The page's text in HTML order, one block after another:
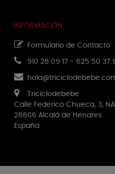
INFORMACIÓN
Formulario de Contacto
910 28 09 17 - 625 50 37
Triciclodebebe
Calle Federico Chueca, 3,
28806 Alcalá de Henares
España